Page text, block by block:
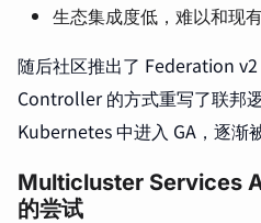
生态集成度低，难以和现有
随后社区推出了 Federation
Controller 的方式重写了联邦
Kubernetes 中进入 GA，逐渐
Multicluster Services
的尝试